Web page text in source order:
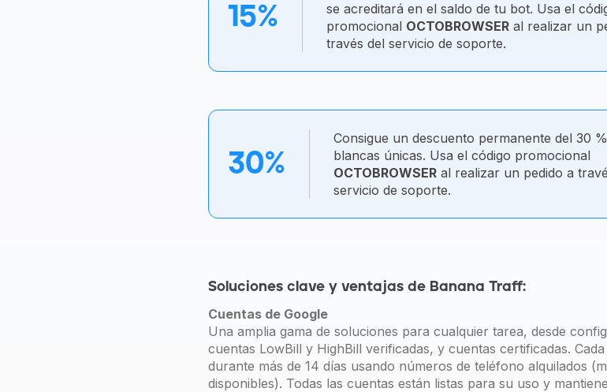
15%
se acreditará en el saldo de tu bot. Usa el
promocional OCTOBROWSER al realizar un
través del servicio de soporte.
30%
Consigue un descuento permanente del 30
blancas únicas. Usa el código promocional
OCTOBROWSER al realizar un pedido a
servicio de soporte.
Soluciones clave y ventajas de Banana Traff:
Cuentas de Google
Una amplia gama de soluciones para cualquier tarea, desde
cuentas LowBill y HighBill verificadas, y cuentas certificadas.
durante más de 14 días usando números de teléfono alquilados
disponibles). Todas las cuentas están listas para su uso y